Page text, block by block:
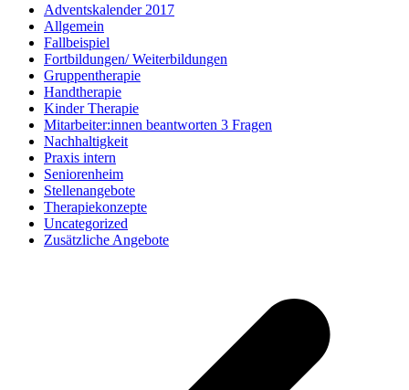
Adventskalender 2017
Allgemein
Fallbeispiel
Fortbildungen/ Weiterbildungen
Gruppentherapie
Handtherapie
Kinder Therapie
Mitarbeiter:innen beantworten 3 Fragen
Nachhaltigkeit
Praxis intern
Seniorenheim
Stellenangebote
Therapiekonzepte
Uncategorized
Zusätzliche Angebote